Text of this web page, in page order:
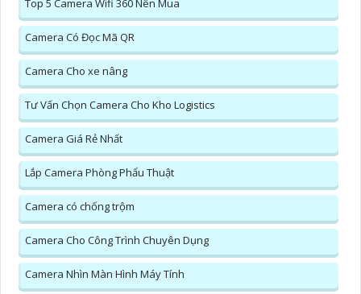
Camera Có Đọc Mã QR
Camera Cho xe nâng
Tư Vấn Chọn Camera Cho Kho Logistics
Camera Giá Rẻ Nhất
Lắp Camera Phòng Phẩu Thuật
Camera có chống trộm
Camera Cho Công Trình Chuyên Dụng
Camera Nhìn Màn Hình Máy Tính